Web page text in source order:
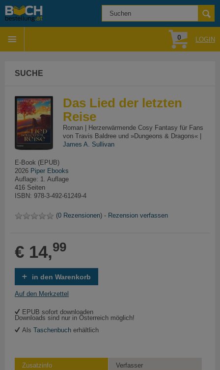
0 LOGIN
SUCHE
Das Lied der letzten
Reise
Roman | Herzerwärmende Cosy Fantasy für Fans
von Travis Baldree und »Dungeons & Dragons« |
James A. Sullivan
E-Book (EPUB)
2026 Piper Ebooks
Auflage: 1. Auflage
416 Seiten
ISBN: 978-3-492-61249-4
(0 Rezensionen) - Rezension verfassen
€ 14,99
in den Warenkorb
Auf den Merkzettel
EPUB sofort downloaden
Downloads sind nur in Österreich möglich!
Als Taschenbuch erhältlich
Zusatzinfo Verfasser